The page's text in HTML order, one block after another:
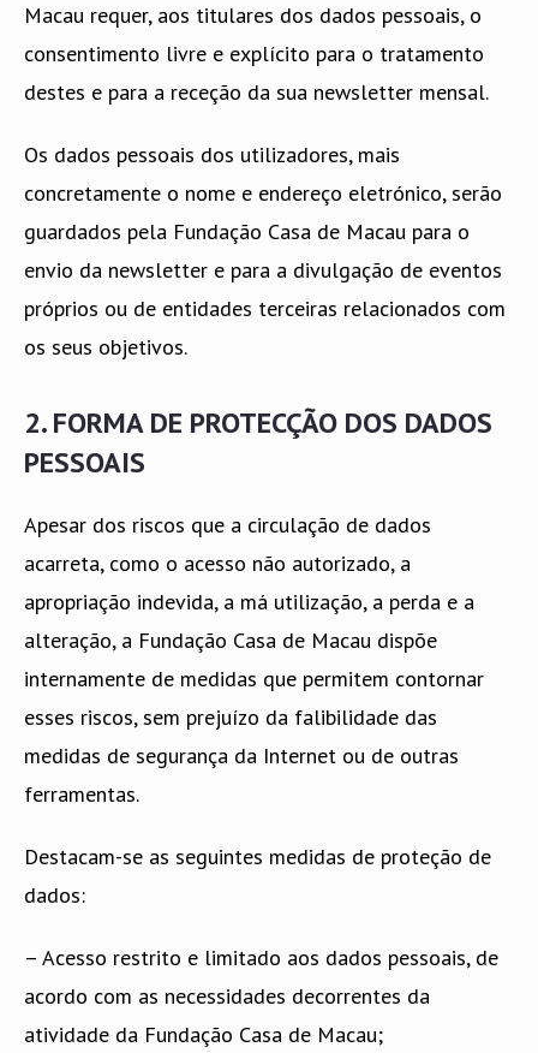
Macau requer, aos titulares dos dados pessoais, o
consentimento livre e explícito para o tratamento
destes e para a receção da sua newsletter mensal.
Os dados pessoais dos utilizadores, mais
concretamente o nome e endereço eletrónico, serão
guardados pela Fundação Casa de Macau para o
envio da newsletter e para a divulgação de eventos
próprios ou de entidades terceiras relacionados com
os seus objetivos.
2. FORMA DE PROTECÇÃO DOS DADOS
PESSOAIS
Apesar dos riscos que a circulação de dados
acarreta, como o acesso não autorizado, a
apropriação indevida, a má utilização, a perda e a
alteração, a Fundação Casa de Macau dispõe
internamente de medidas que permitem contornar
esses riscos, sem prejuízo da falibilidade das
medidas de segurança da Internet ou de outras
ferramentas.
Destacam-se as seguintes medidas de proteção de
dados:
– Acesso restrito e limitado aos dados pessoais, de
acordo com as necessidades decorrentes da
atividade da Fundação Casa de Macau;